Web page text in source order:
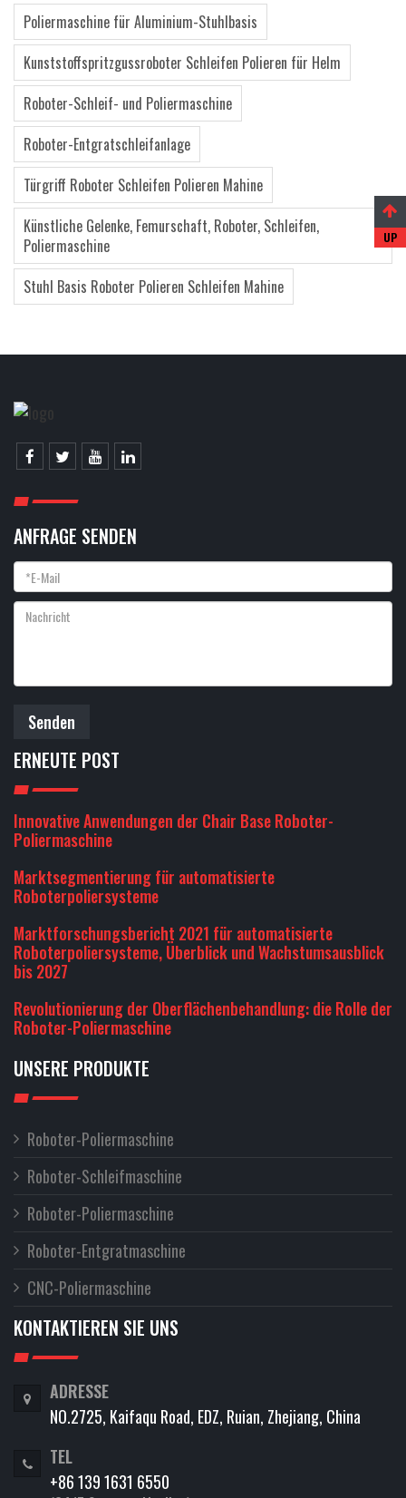
Poliermaschine für Aluminium-Stuhlbasis
Kunststoffspritzgussroboter Schleifen Polieren für Helm
Roboter-Schleif- und Poliermaschine
Roboter-Entgratschleifanlage
Türgriff Roboter Schleifen Polieren Mahine
Künstliche Gelenke, Femurschaft, Roboter, Schleifen,
Poliermaschine
Stuhl Basis Roboter Polieren Schleifen Mahine
ANFRAGE SENDEN
Senden
ERNEUTE POST
Innovative Anwendungen der Chair Base Roboter-
Poliermaschine
Marktsegmentierung für automatisierte
Roboterpoliersysteme
Marktforschungsbericht 2021 für automatisierte
Roboterpoliersysteme, Überblick und Wachstumsausblick
bis 2027
Revolutionierung der Oberflächenbehandlung: die Rolle der
Roboter-Poliermaschine
UNSERE PRODUKTE
Roboter-Poliermaschine
Roboter-Schleifmaschine
Roboter-Poliermaschine
Roboter-Entgratmaschine
CNC-Poliermaschine
KONTAKTIEREN SIE UNS
ADRESSE
NO.2725, Kaifaqu Road, EDZ, Ruian, Zhejiang, China
TEL
+86 139 1631 6550